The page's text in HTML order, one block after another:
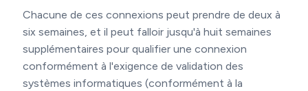
Chacune de ces connexions peut prendre de deux à
six semaines, et il peut falloir jusqu'à huit semaines
supplémentaires pour qualifier une connexion
conformément à l'exigence de validation des
systèmes informatiques (conformément à la